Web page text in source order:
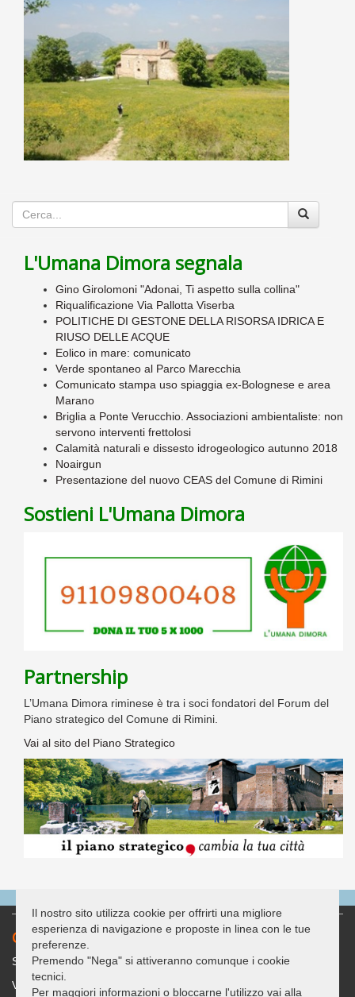
L'Umana Dimora segnala
Gino Girolomoni "Adonai, Ti aspetto sulla collina"
Riqualificazione Via Pallotta Viserba
POLITICHE DI GESTONE DELLA RISORSA IDRICA E
RIUSO DELLE ACQUE
Eolico in mare: comunicato
Verde spontaneo al Parco Marecchia
Comunicato stampa uso spiaggia ex-Bolognese e area
Marano
Briglia a Ponte Verucchio. Associazioni ambientaliste: non
servono interventi frettolosi
Calamità naturali e dissesto idrogeologico autunno 2018
Noairgun
Presentazione del nuovo CEAS del Comune di Rimini
Sostieni L'Umana Dimora
Partnership
L’Umana Dimora riminese è tra i soci fondatori del Forum del
Piano strategico del Comune di Rimini.
Vai al sito del Piano Strategico
Contatti
Sede legale: c/o Casa delle Associazioni "G. Bracconi"
Via Covignano 238
Il nostro sito utilizza cookie per offrirti una migliore
esperienza di navigazione e proposte in linea con le tue
preferenze.
Premendo "Nega" si attiveranno comunque i cookie
tecnici.
Per maggiori informazioni o bloccarne l'utilizzo vai alla